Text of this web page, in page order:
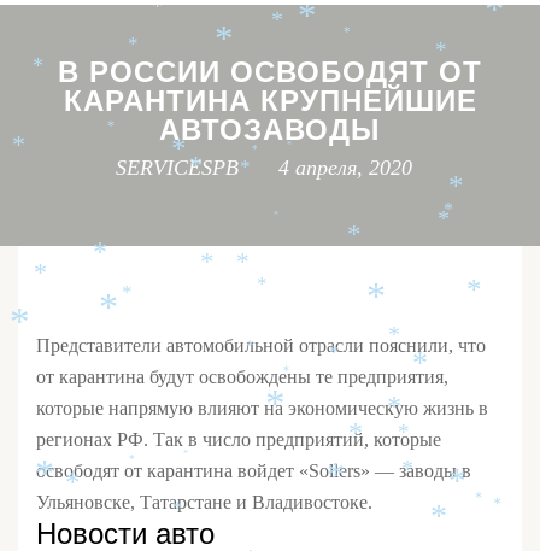
В РОССИИ ОСВОБОДЯТ ОТ
КАРАНТИНА КРУПНЕЙШИЕ
АВТОЗАВОДЫ
SERVICESPB 4 апреля, 2020
Представители автомобильной отрасли пояснили, что
от карантина будут освобождены те предприятия,
которые напрямую влияют на экономическую жизнь в
регионах РФ. Так в число предприятий, которые
освободят от карантина войдет «Sollers» — заводы в
Ульяновске, Татарстане и Владивостоке.
Новости авто
*
*
*
*
*
*
*
*
*
*
*
*
*
*
*
*
*
*
*
*
*
*
*
*
*
*
*
*
*
* *
*
*
*
*
*
*
*
*
*
*
*
*
*
*